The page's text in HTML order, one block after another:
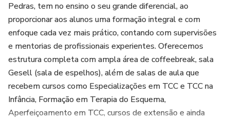
Pedras, tem no ensino o seu grande diferencial, ao
proporcionar aos alunos uma formação integral e com
enfoque cada vez mais prático, contando com supervisões
e mentorias de profissionais experientes. Oferecemos
estrutura completa com ampla área de coffeebreak, sala
Gesell (sala de espelhos), além de salas de aula que
recebem cursos como Especializações em TCC e TCC na
Infância, Formação em Terapia do Esquema,
Aperfeiçoamento em TCC, cursos de extensão e ainda